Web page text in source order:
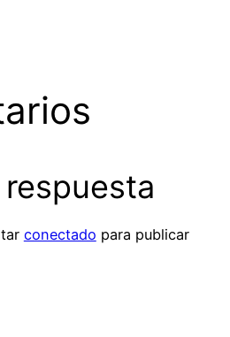
conectado para publicar